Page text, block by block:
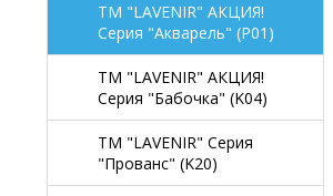
TM "LAVENIR" АКЦИЯ!
Серия "Акварель" (P01)
TM "LAVENIR" АКЦИЯ!
Серия "Бабочка" (K04)
TM "LAVENIR" Серия
"Прованс" (K20)